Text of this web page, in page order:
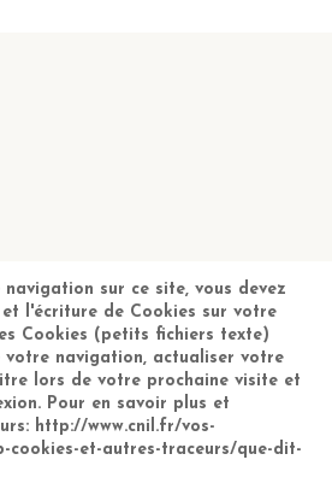
Error at offset 232 of 265 bytes
Error at offset 232 of 265 bytes
Error at offset 232 of 265 bytes
Error at offset 232 of 265 bytes
sur ce site, vous devez
l'écriture de Cookies sur votre
Cookies (petits fichiers texte)
votre navigation, actualiser votre
lors de votre prochaine visite et
Pour en savoir plus et
http://www.cnil.fr/vos-
cookies-et-autres-traceurs/que-dit-